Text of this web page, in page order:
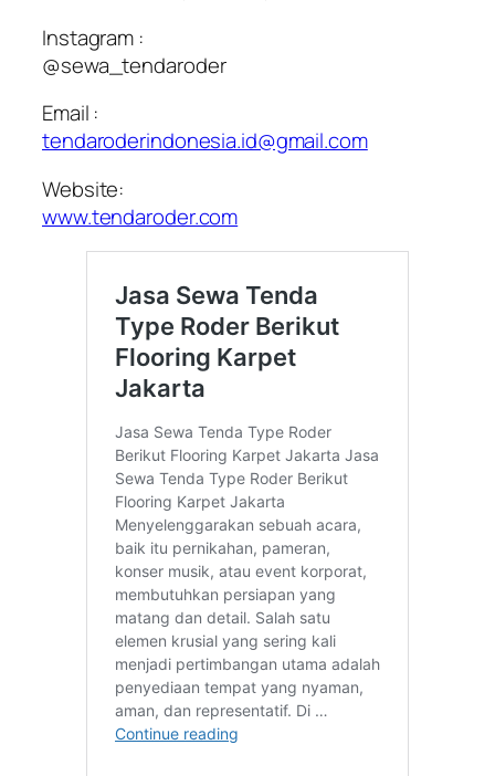
Instagram :
@sewa_tendaroder
Email :
tendaroderindonesia.id@gmail.com
Website:
www.tendaroder.com